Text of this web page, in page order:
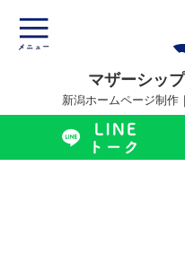
マザーシッ
新潟ホームページ制作
マザー
ホームペ